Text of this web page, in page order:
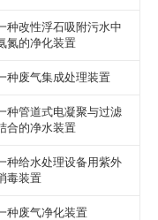
种改性浮石吸附污水中
氮的净化装置
种废气集成处理装置
种管道式电凝聚与过滤
合的净水装置
种给水处理设备用紫外
毒装置
种废气净化装置